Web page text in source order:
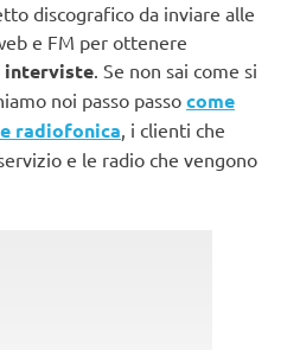
discografico da inviare alle
e FM per ottenere
interviste. Se non sai come si
noi passo passo come
radiofonica, i clienti che
e le radio che vengono